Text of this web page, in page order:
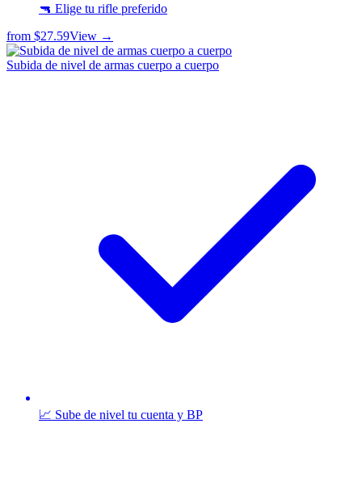
🔫 Elige tu rifle preferido
from $27.59View →
Subida de nivel de armas cuerpo a cuerpo
📈 Sube de nivel tu cuenta y BP